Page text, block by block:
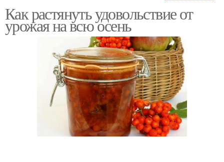
вертикальных опорах
порядке
Как растянуть удовольствие от
урожая на всю осень